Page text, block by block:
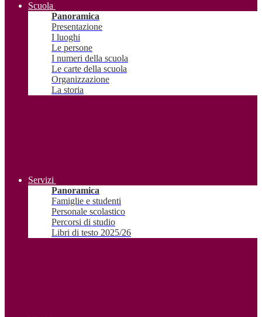
Scuola
Panoramica
Presentazione
I luoghi
Le persone
I numeri della scuola
Le carte della scuola
Organizzazione
La storia
Servizi
Panoramica
Famiglie e studenti
Personale scolastico
Percorsi di studio
Libri di testo 2025/26